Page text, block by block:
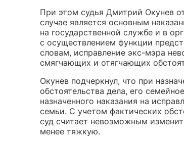
При этом судья Дмитрий Окунев
случае является основным
на государственной службе и в
с осуществлением функции
словам, исправление экс-мэра
смягчающих и отягчающих
Окунев подчеркнул, что при
обстоятельства дела, его
назначенного наказания на
семьи. С учетом фактических
суд считает невозможным
менее тяжкую.